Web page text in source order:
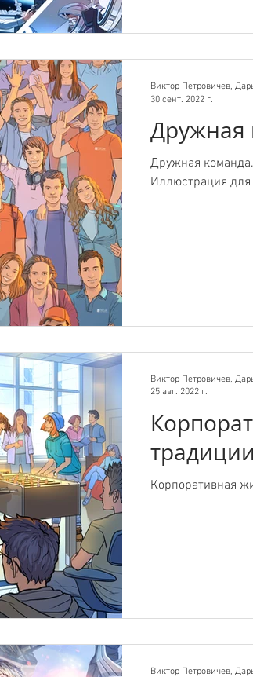
Дружная
Дружная команда.
Иллюстрация
Виктор Петровичев,
30 сент. 2022 г.
Корпоративная
Виктор Петровичев,
25 авг. 2022 г.
Виктор Петровичев,